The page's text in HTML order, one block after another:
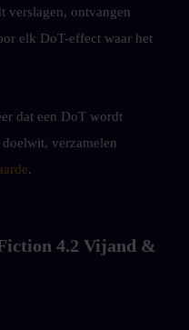
verslagen, ontvangen
elk DoT-effect waar het
dat een DoT wordt
verzamelen
.
4.2 Vijand &